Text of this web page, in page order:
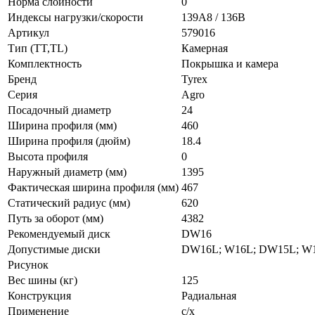
Индексы нагрузки/скорости
139А8 / 136В
Артикул
579016
Тип (TT,TL)
Камерная
Комплектность
Покрышка и камера
Бренд
Tyrex
Серия
Agro
Посадочный диаметр
24
Ширина профиля (мм)
460
Ширина профиля (дюйм)
18.4
Высота профиля
0
Наружный диаметр (мм)
1395
Фактическая ширина профиля (мм) 467
Статический радиус (мм)
620
Путь за оборот (мм)
4382
Рекомендуемый диск
DW16
Допустимые диски
DW16L; W16L; DW15L;
Рисунок
Вес шины (кг)
125
Конструкция
Радиальная
Применение
с/х